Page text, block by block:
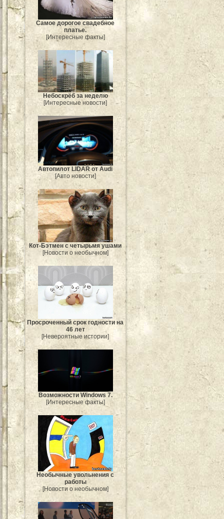
Самое дорогое свадебное
платье.
[Интересные факты]
Небоскрёб за неделю
[Интересные новости]
Автопилот LIDAR от Audi
[Авто новости]
Кот-Бэтмен с четырьмя ушами
[Новости о необычном]
Просроченный срок годности на
46 лет
[Невероятные истории]
Возможности Windows 7.
[Интересные факты]
Необычные увольнения с
работы
[Новости о необычном]